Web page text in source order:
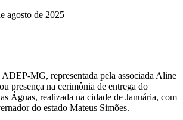
agosto de 2025
MG, representada pela associada Aline
presença na cerimônia de entrega do
Águas, realizada na cidade de Januária, com
do estado Mateus Simões.